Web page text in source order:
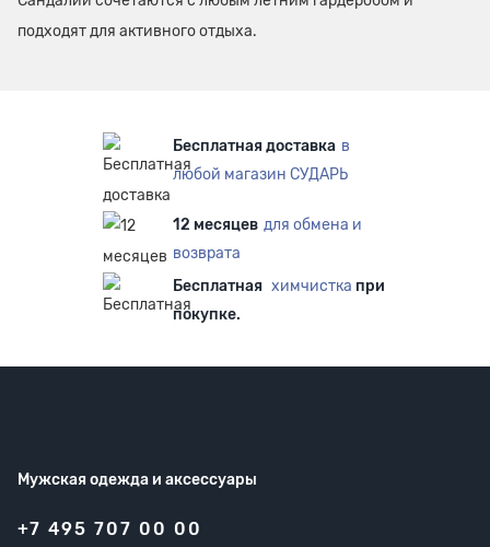
подходят для активного отдыха.
Бесплатная доставка в
любой магазин СУДАРЬ
12 месяцев для обмена и
возврата
Бесплатная химчистка при
покупке.
Мужская одежда и аксессуары
+7 495 707 00 00